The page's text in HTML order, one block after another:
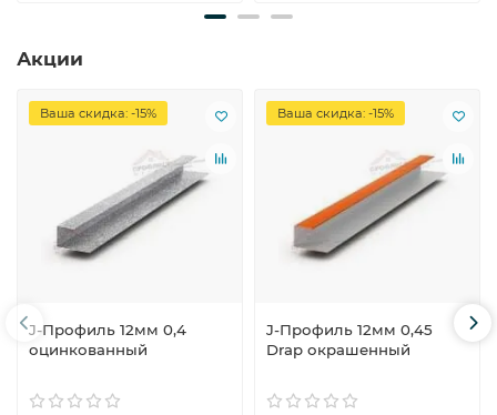
Акции
Ваша скидка: -15%
J-Профиль 12мм 0,4
оцинкованный
Ваша скидка: -15%
J-Профиль 12мм 0,45
Drap окрашенный